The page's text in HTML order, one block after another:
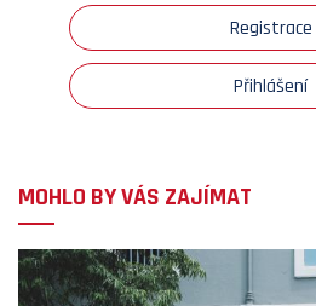
Registrace
Přihlášení
MOHLO BY VÁS ZAJÍMAT